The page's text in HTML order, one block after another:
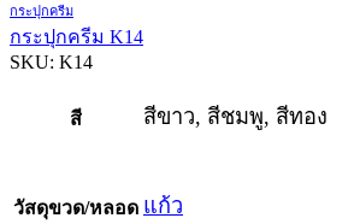
กระปุกครีม
กระปุกครีม K14
SKU: K14
สี สีขาว, สีชมพู, สีทอง
วัสดุขวด/หลอด แก้ว